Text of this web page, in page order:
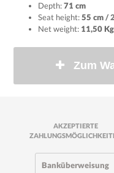
Depth:71 cm
Seat height:55 cm/
Net weight: 11,50
Zum
AKZEPTIERTE
Banküberweisung